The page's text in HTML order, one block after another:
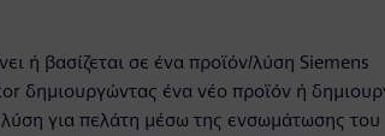
ή βασίζεται σε ένα προϊόν/λύση Siemens
δημιουργώντας ένα νέο προϊόν ή
λύση για πελάτη μέσω της ενσωμάτωσης του